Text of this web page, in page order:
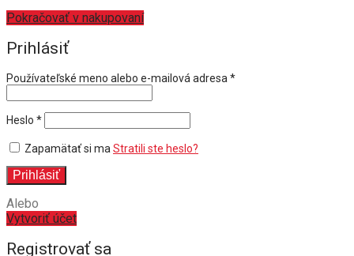
Pokračovať v nakupovaní
Prihlásiť
Používateľské meno alebo e-mailová adresa *Povinné
Heslo *Povinné
Zapamätať si ma Stratili ste heslo?
Prihlásiť
Alebo
Vytvoriť účet
Registrovať sa